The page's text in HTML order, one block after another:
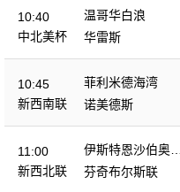
10:40
中北美杯
温哥华白浪
华雷斯
10:45
新西南联
菲利米德海湾
诺美德斯
11:00
新西北联
伊斯特恩沙伯奥克
兰
芬奇布尔斯联